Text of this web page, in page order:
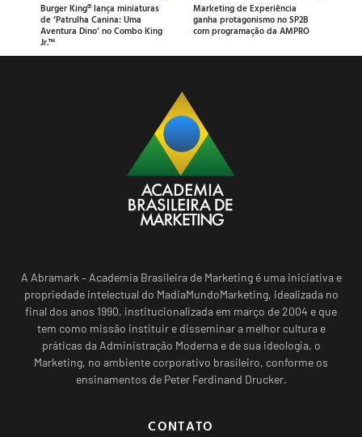
Burger King® lança miniaturas
de ‘Patrulha Canina: Uma
Aventura Dino’ no Combo King
Jr.™
Marketing de Experiência
ganha protagonismo no SP2B
com programação da AMPRO
A Abramark – Academia Brasileira de Marketing é uma iniciativa e
propriedade intelectual do MadiaMundoMarketing, idealizada no
final dos anos 1990, institucionalizada em março de 2004 e que
tem como missão instituir e disseminar a melhor cultura e
práticas da Administração Moderna e de sua ideologia, o
Marketing, no ambiente corporativo brasileiro, conforme os
ensinamentos de Peter Ferdinand Drucker.
CONTATO